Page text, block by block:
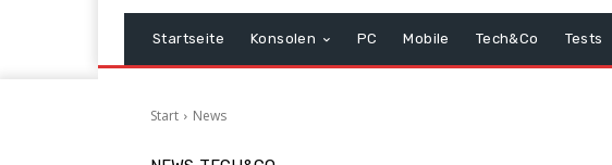
Startseite Konsolen PC Mobile Tech&Co Tests
Start News